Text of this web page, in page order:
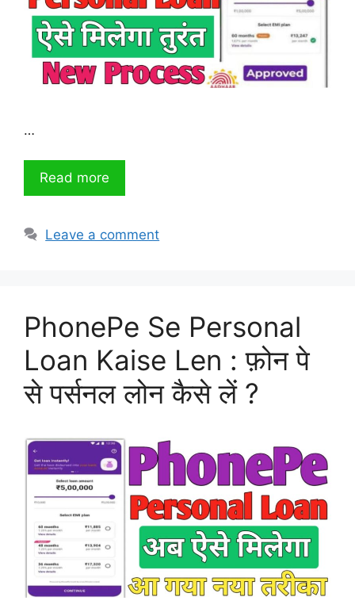
…
Read more
Leave a comment
PhonePe Se Personal
Loan Kaise Len : फ़ोन पे
से पर्सनल लोन कैसे लें ?